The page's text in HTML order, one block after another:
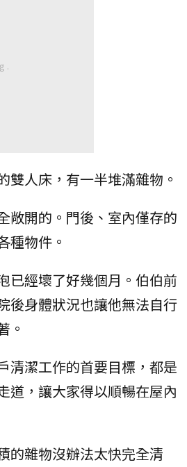
雙人床，有一半堆滿雜物。
敞開的。門後、室內僅存的
種物件。
已經壞了好幾個月。伯伯前
後身體狀況也讓他無法自行
。
清潔工作的首要目標，都是
道，讓大家得以順暢在屋內
的雜物沒辦法太快完全清